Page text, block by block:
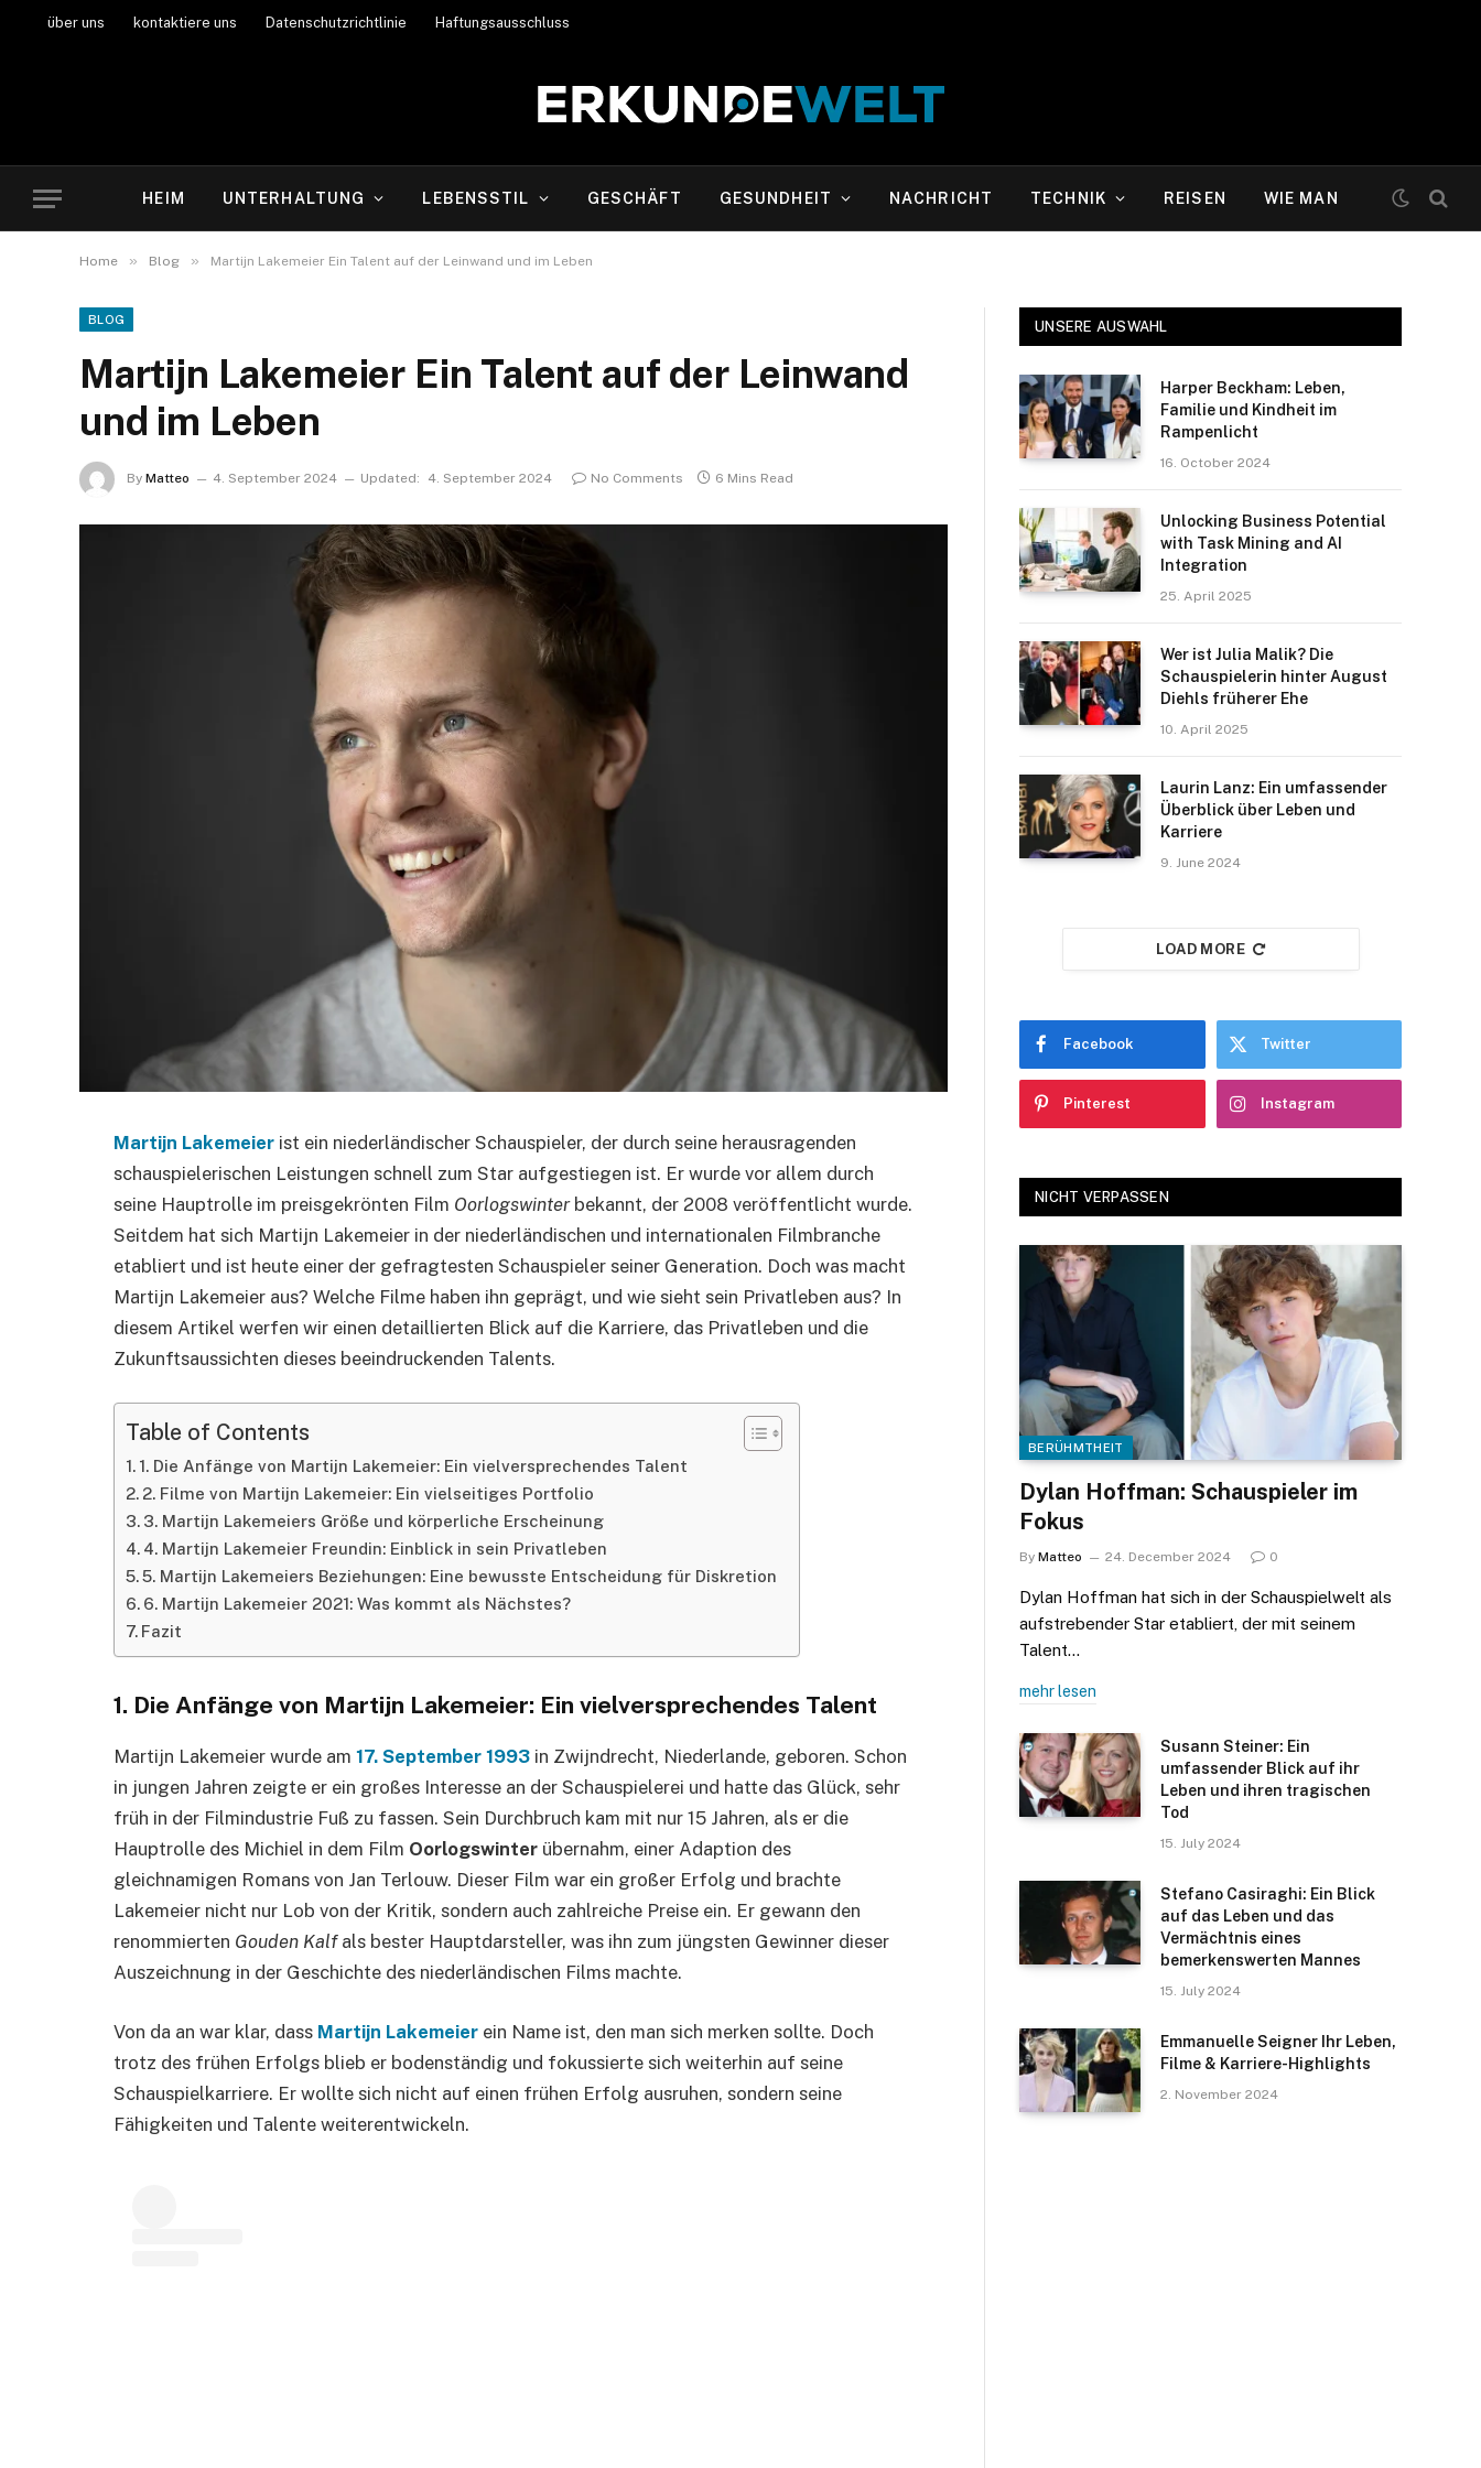
über uns kontaktiere uns Datenschutzrichtlinie Haftungsausschluss
HEIM UNTERHALTUNG LEBENSSTIL GESCHÄFT GESUNDHEIT NACHRICHT TECHNIK REISEN WIE MAN
Home » Blog » Martijn Lakemeier Ein Talent auf der Leinwand und im Leben
BLOG
Martijn Lakemeier Ein Talent auf der Leinwand
und im Leben
By Matteo 4. September 2024 Updated: 4. September 2024 No Comments 6 Mins Read
Martijn Lakemeier ist ein niederländischer Schauspieler, der durch seine herausragenden
schauspielerischen Leistungen schnell zum Star aufgestiegen ist. Er wurde vor allem durch
seine Hauptrolle im preisgekrönten Film Oorlogswinterbekannt, der 2008 veröffentlicht wurde.
Seitdem hat sich Martijn Lakemeier in der niederländischen und internationalen Filmbranche
etabliert und ist heute einer der gefragtesten Schauspieler seiner Generation. Doch was macht
Martijn Lakemeier aus? Welche Filme haben ihn geprägt, und wie sieht sein Privatleben aus? In
diesem Artikel werfen wir einen detaillierten Blick auf die Karriere, das Privatleben und die
Zukunftsaussichten dieses beeindruckenden Talents.
Table of Contents
1. Die Anfänge von Martijn Lakemeier: Ein vielversprechendes Talent
2. Filme von Martijn Lakemeier: Ein vielseitiges Portfolio
3. Martijn Lakemeiers Größe und körperliche Erscheinung
4. Martijn Lakemeier Freundin: Einblick in sein Privatleben
5. Martijn Lakemeiers Beziehungen: Eine bewusste Entscheidung für Diskretion
6. Martijn Lakemeier 2021: Was kommt als Nächstes?
Fazit
1. Die Anfänge von Martijn Lakemeier: Ein vielversprechendes Talent
Martijn Lakemeier wurde am 17. September 1993 in Zwijndrecht, Niederlande, geboren. Schon
in jungen Jahren zeigte er ein großes Interesse an der Schauspielerei und hatte das Glück, sehr
früh in der Filmindustrie Fuß zu fassen. Sein Durchbruch kam mit nur 15 Jahren, als er die
Hauptrolle des Michiel in dem Film Oorlogswinter übernahm, einer Adaption des
gleichnamigen Romans von Jan Terlouw. Dieser Film war ein großer Erfolg und brachte
Lakemeier nicht nur Lob von der Kritik, sondern auch zahlreiche Preise ein. Er gewann den
renommierten Gouden Kalfals bester Hauptdarsteller, was ihn zum jüngsten Gewinner dieser
Auszeichnung in der Geschichte des niederländischen Films machte.
Von da an war klar, dass Martijn Lakemeier ein Name ist, den man sich merken sollte. Doch
trotz des frühen Erfolgs blieb er bodenständig und fokussierte sich weiterhin auf seine
Schauspielkarriere. Er wollte sich nicht auf einen frühen Erfolg ausruhen, sondern seine
Fähigkeiten und Talente weiterentwickeln.
UNSERE AUSWAHL
Harper Beckham: Leben,
Familie und Kindheit im
Rampenlicht
16. October 2024
Unlocking Business Potential
with Task Mining and AI
Integration
25. April 2025
Wer ist Julia Malik? Die
Schauspielerin hinter August
Diehls früherer Ehe
10. April 2025
Laurin Lanz: Ein umfassender
Überblick über Leben und
Karriere
9. June 2024
LOAD MORE
Facebook Twitter
Pinterest Instagram
NICHT VERPASSEN
BERÜHMTHEIT
Dylan Hoffman: Schauspieler im
Fokus
By Matteo 24. December 2024 0
Dylan Hoffman hat sich in der Schauspielwelt als
aufstrebender Star etabliert, der mit seinem
Talent…
mehr lesen
Susann Steiner: Ein
umfassender Blick auf ihr
Leben und ihren tragischen
Tod
15. July 2024
Stefano Casiraghi: Ein Blick
auf das Leben und das
Vermächtnis eines
bemerkenswerten Mannes
15. July 2024
Emmanuelle Seigner Ihr Leben,
Filme & Karriere-Highlights
2. November 2024